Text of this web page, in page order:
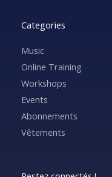
Categories
Music
Online Training
Workshops
Events
Abonnements
Vêtements